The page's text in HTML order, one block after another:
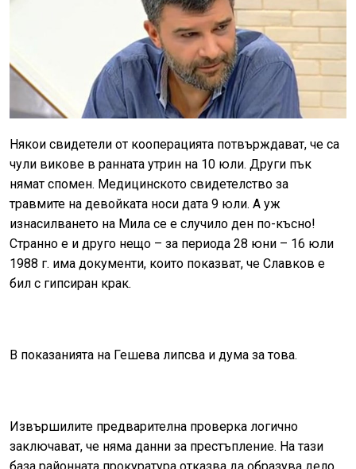
Някои свидетели от кооперацията потвърждават, че са
чули викове в ранната утрин на 10 юли. Други пък
нямат спомен. Медицинското свидетелство за
травмите на девойката носи дата 9 юли. А уж
изнасилването на Мила се е случило ден по-късно!
Странно е и друго нещо – за периода 28 юни – 16 юли
1988 г. има документи, които показват, че Славков е
бил с гипсиран крак.
В показанията на Гешева липсва и дума за това.
Извършилите предварителна проверка логично
заключават, че няма данни за престъпление. На тази